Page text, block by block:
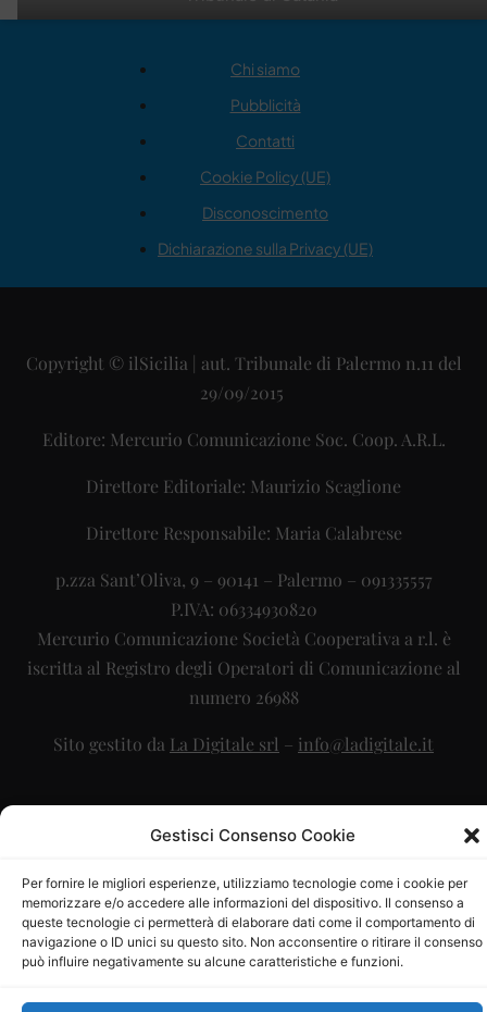
Gestisci Consenso Cookie
Per fornire le migliori esperienze, utilizziamo tecnologie come i cookie per
memorizzare e/o accedere alle informazioni del dispositivo. Il consenso a
queste tecnologie ci permetterà di elaborare dati come il comportamento di
navigazione o ID unici su questo sito. Non acconsentire o ritirare il consenso
può influire negativamente su alcune caratteristiche e funzioni.
Chi siamo
Pubblicità
Contatti
Cookie Policy (UE)
Disconoscimento
Dichiarazione sulla Privacy (UE)
Copyright © ilSicilia | aut. Tribunale di Palermo n.11 del
29/09/2015
Editore: Mercurio Comunicazione Soc. Coop. A.R.L.
Direttore Editoriale: Maurizio Scaglione
Direttore Responsabile: Maria Calabrese
p.zza Sant’Oliva, 9 – 90141 – Palermo – 091335557
P.IVA: 06334930820
Mercurio Comunicazione Società Cooperativa a r.l. è
iscritta al Registro degli Operatori di Comunicazione al
numero 26988
Sito gestito da La Digitale srl – info@ladigitale.it